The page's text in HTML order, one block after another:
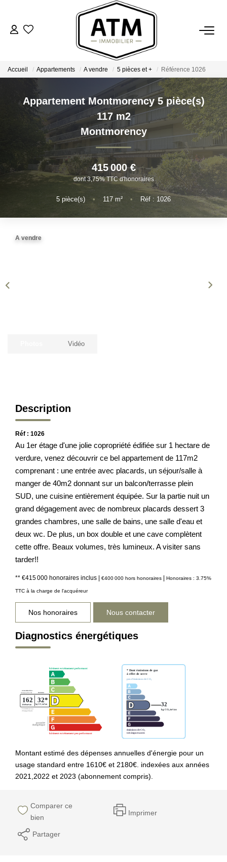
ACHETER
BIENS VENDUS
ESTIMER
L'AGENCE
Notre Agence
Nos Engagements
Nos Avis Clients
Nous Rejoindre
Accueil Appartements A vendre 5 pièces et + Référence 1026
Appartement Montmorency 5 pièce(s)
117 m2
Montmorency
415 000 €
dont 3,75% TTC d'honoraires
5 pièce(s) • 117 m² • Réf : 1026
A vendre
Vidéo
Description
Réf : 1026
Au 1er étage d'une jolie copropriété édifiée sur 1 hectare de
verdure, venez découvrir ce bel appartement de 117m2
comprenant : une entrée avec placards, un séjour/salle à
manger de 40m2 donnant sur un balcon/terrasse plein
SUD, une cuisine entièrement équipée. Sur la partie nuit un
grand dégagement avec de nombreux placards dessert 3
grandes chambres, une salle de bains, une salle d'eau et
deux wc. De plus, un box double et une cave complètent
cette offre. Beaux volumes, très lumineux. A visiter sans
tarder!!
** €415 000 honoraires inclus | €400 000 hors honoraires | Honoraires : 3.75%
TTC à la charge de l'acquéreur
Nos honoraires Nous contacter
Diagnostics énergétiques
Montant estimé des dépenses annuelles d'énergie pour un
usage standard entre 1610€ et 2180€. indexées aux années
2021,2022 et 2023 (abonnement compris).
Comparer ce
bien
Imprimer
Partager